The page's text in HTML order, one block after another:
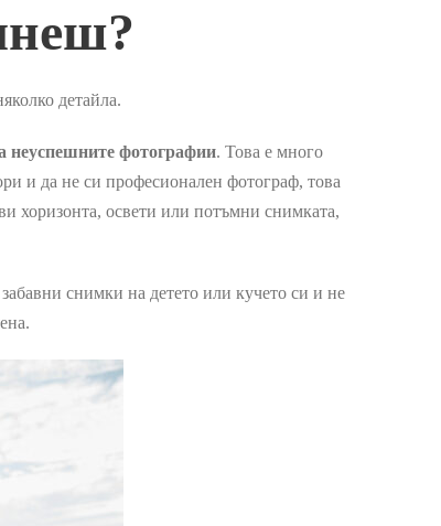
детайла.
неуспешните фотографии. Това е много
и да не си професионален фотограф, това
хоризонта, освети или потъмни снимката,
снимки на детето или кучето си и не